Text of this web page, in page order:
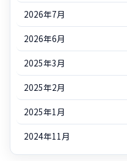
2026年7月
2026年6月
2025年3月
2025年2月
2025年1月
2024年11月